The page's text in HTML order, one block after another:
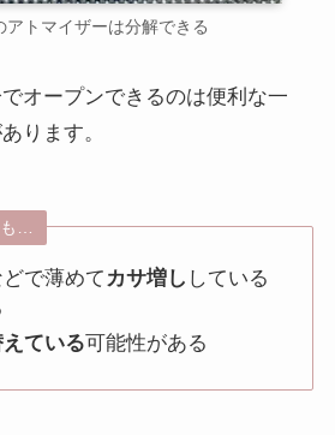
アトマイザーは分解できる
オープンできるのは便利な一
ります。
も…
で薄めて カサ増し している
ている可能性がある